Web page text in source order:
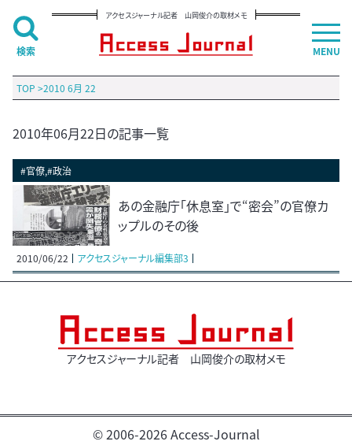
アクセスジャーナル記者 山岡俊介の取材メモ
TOP >2010 6月 22
2010年06月22日の記事一覧
#官僚,#政治
あの金融庁「休息室」で“密会”の官僚カ
ップルのその後
2010/06/22 アクセスジャーナル編集部3
アクセスジャーナル記者 山岡俊介の取材メモ
© 2006-2026 Access-Journal
MENU
検索